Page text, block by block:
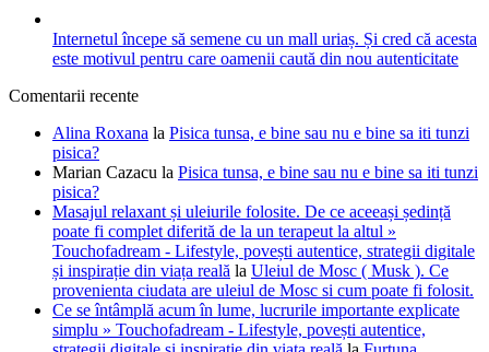
Internetul începe să semene cu un mall uriaș. Și cred că acesta
este motivul pentru care oamenii caută din nou autenticitate
Comentarii recente
Alina Roxana la Pisica tunsa, e bine sau nu e bine sa iti tunzi
pisica?
Marian Cazacu la Pisica tunsa, e bine sau nu e bine sa iti tunzi
pisica?
Masajul relaxant și uleiurile folosite. De ce aceeași ședință
poate fi complet diferită de la un terapeut la altul »
Touchofadream - Lifestyle, povești autentice, strategii digitale
și inspirație din viața reală la Uleiul de Mosc ( Musk ). Ce
provenienta ciudata are uleiul de Mosc si cum poate fi folosit.
Ce se întâmplă acum în lume, lucrurile importante explicate
simplu » Touchofadream - Lifestyle, povești autentice,